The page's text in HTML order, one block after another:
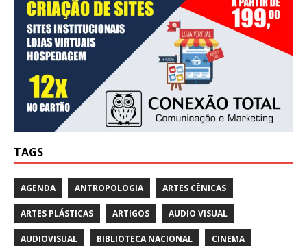
TAGS
AGENDA ANTROPOLOGIA ARTES CÊNICAS
ARTES PLÁSTICAS ARTIGOS AUDIO VISUAL
AUDIOVISUAL BIBLIOTECA NACIONAL CINEMA